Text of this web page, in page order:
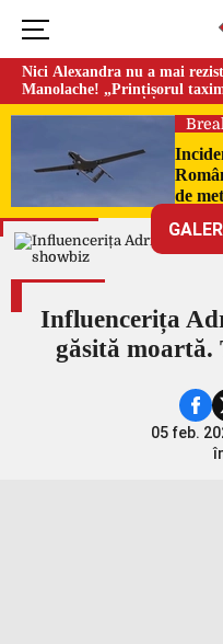
Nici Alexandra nu a mai
Manolache! „Prințișorul
doi ani de căsnicie
de
Influencerița
găsită moartă.
05 feb.